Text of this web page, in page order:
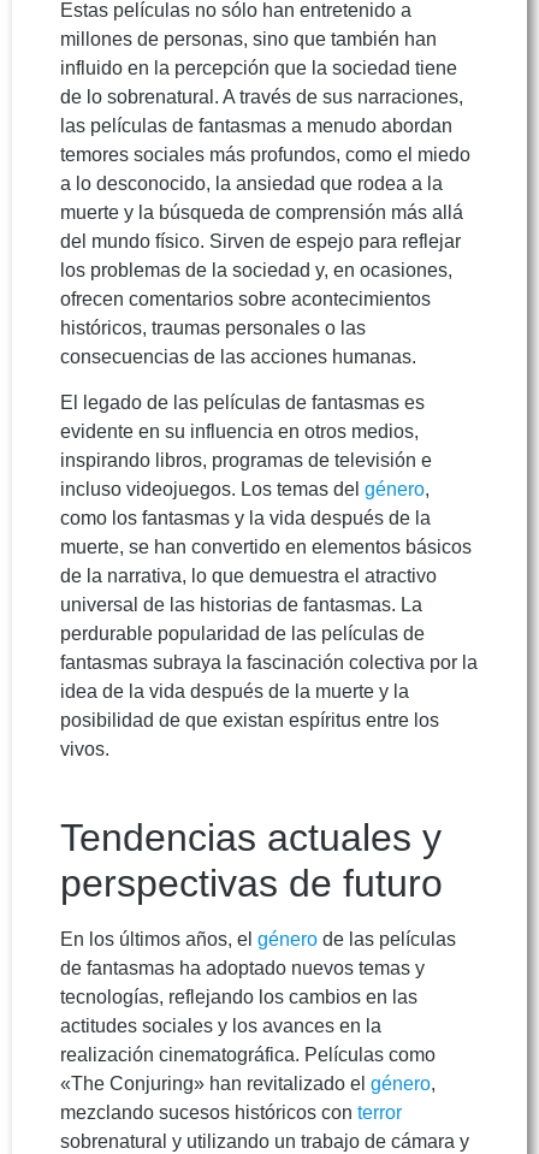
Estas películas no sólo han entretenido a
millones de personas, sino que también han
influido en la percepción que la sociedad tiene
de lo sobrenatural. A través de sus narraciones,
las películas de fantasmas a menudo abordan
temores sociales más profundos, como el miedo
a lo desconocido, la ansiedad que rodea a la
muerte y la búsqueda de comprensión más allá
del mundo físico. Sirven de espejo para reflejar
los problemas de la sociedad y, en ocasiones,
ofrecen comentarios sobre acontecimientos
históricos, traumas personales o las
consecuencias de las acciones humanas.
El legado de las películas de fantasmas es
evidente en su influencia en otros medios,
inspirando libros, programas de televisión e
incluso videojuegos. Los temas del género,
como los fantasmas y la vida después de la
muerte, se han convertido en elementos básicos
de la narrativa, lo que demuestra el atractivo
universal de las historias de fantasmas. La
perdurable popularidad de las películas de
fantasmas subraya la fascinación colectiva por la
idea de la vida después de la muerte y la
posibilidad de que existan espíritus entre los
vivos.
Tendencias actuales y
perspectivas de futuro
En los últimos años, el género de las películas
de fantasmas ha adoptado nuevos temas y
tecnologías, reflejando los cambios en las
actitudes sociales y los avances en la
realización cinematográfica. Películas como
«The Conjuring» han revitalizado el género,
mezclando sucesos históricos con terror
sobrenatural y utilizando un trabajo de cámara y